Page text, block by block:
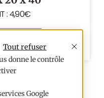
donne le contrôle
Google
Tout refuser
: 4,90€